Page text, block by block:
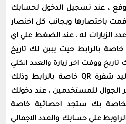
، عند تسجيل الدخول لحسابك
باختصارها وبجانب كل اختصار
الزيارات له ، عند الضغط علي اي
بالرابط حيث يبين لك تاريخ
ووقت اخر زيارة والعدد الكلي
للزيارات ويمكنك ايضا توليد شفرة QR خاصة بالرابط وذلك
الجوال للمستخدمين ، عند دخولك
بك ستجد احصائية خاصة
علي حسابك والعدد الاجمالي